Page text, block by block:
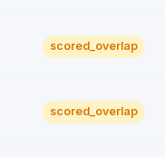
scored_overlap
scored_overlap